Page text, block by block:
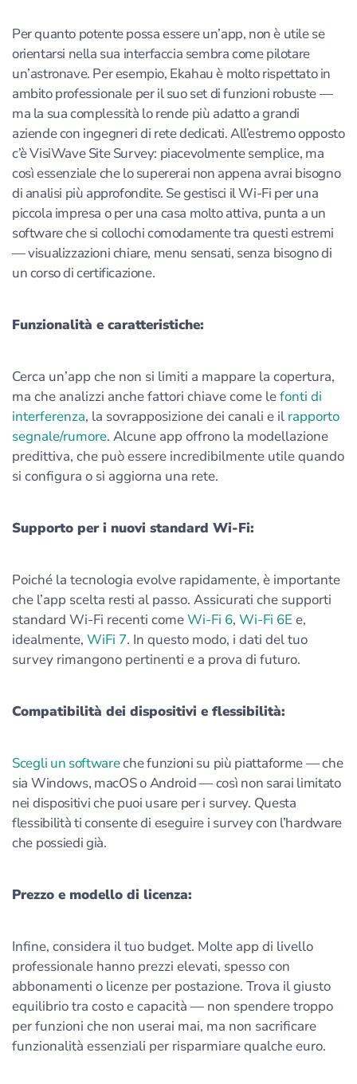
Per quanto potente possa essere un’app, non è utile se
orientarsi nella sua interfaccia sembra come pilotare
un’astronave. Per esempio, Ekahau è molto rispettato in
ambito professionale per il suo set di funzioni robuste —
ma la sua complessità lo rende più adatto a grandi
aziende con ingegneri di rete dedicati. All’estremo opposto
c’è VisiWave Site Survey: piacevolmente semplice, ma
così essenziale che lo supererai non appena avrai bisogno
di analisi più approfondite. Se gestisci il Wi‑Fi per una
piccola impresa o per una casa molto attiva, punta a un
software che si collochi comodamente tra questi estremi
— visualizzazioni chiare, menu sensati, senza bisogno di
un corso di certificazione.
Funzionalità e caratteristiche:
Cerca un’app che non si limiti a mappare la copertura,
ma che analizzi anche fattori chiave come lefonti di
interferenza, la sovrapposizione dei canali e il rapporto
segnale/rumore. Alcune app offrono la modellazione
predittiva, che può essere incredibilmente utile quando
si configura o si aggiorna una rete.
Supporto per i nuovi standard Wi‑Fi:
Poiché la tecnologia evolve rapidamente, è importante
che l’app scelta resti al passo. Assicurati che supporti
standard Wi‑Fi recenti comeWi‑Fi 6, Wi‑Fi 6E e,
idealmente, WiFi 7. In questo modo, i dati del tuo
survey rimangono pertinenti e a prova di futuro.
Compatibilità dei dispositivi e flessibilità:
Scegli un softwareche funzioni su più piattaforme — che
sia Windows, macOS o Android — così non sarai limitato
nei dispositivi che puoi usare per i survey. Questa
flessibilità ti consente di eseguire i survey con l’hardware
che possiedi già.
Prezzo e modello di licenza:
Infine, considera il tuo budget. Molte app di livello
professionale hanno prezzi elevati, spesso con
abbonamenti o licenze per postazione. Trova il giusto
equilibrio tra costo e capacità — non spendere troppo
per funzioni che non userai mai, ma non sacrificare
funzionalità essenziali per risparmiare qualche euro.